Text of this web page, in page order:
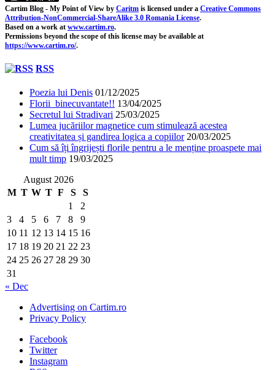
Cartim Blog - My Point of View by Caritm is licensed under a Creative Commons
Attribution-NonCommercial-ShareAlike 3.0 Romania License.
Based on a work at www.cartim.ro.
Permissions beyond the scope of this license may be available at
https://www.cartim.ro/.
RSS
Poezia lui Denis 01/12/2025
Florii binecuvantate!! 13/04/2025
Secretul lui Stradivari 25/03/2025
Lumea jucăriilor magnetice cum stimulează acestea
creativitatea și gandirea logica a copiilor 20/03/2025
Cum să îți îngrijești florile pentru a le menține proaspete mai
mult timp 19/03/2025
August 2026
M T W T F S
S
1
2
3
4 5 6 7 8
9
10 11 12 13 14 15 16
17 18 19 20 21 22 23
24 25 26 27 28 29 30
31
« Dec
Advertising on Cartim.ro
Privacy Policy
Facebook
Twitter
Instagram